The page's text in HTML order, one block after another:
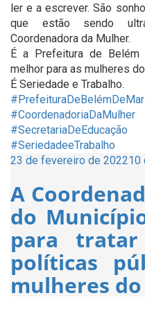
ler e a escrever. São
que estão sendo
Coordenadora da Mulher.
É a Prefeitura de Belém
melhor para as mulheres
É Seriedade e Trabalho.
#CoordenadoriaDaMulher
#SecretariaDeEducação
#SeriedadeeTrabalho
Publicado
23 de fevereiro de 202210
A
do
para
políticas
mulheres